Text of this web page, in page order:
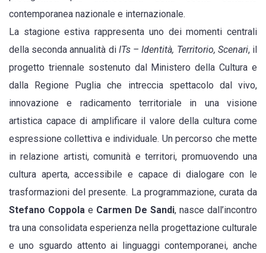
teatro
e
nuovi
linguaggi.
Il
calendario
contemporanea nazionale e internazionale.
La stagione estiva rappresenta uno dei momenti centrali
della seconda annualità di ITs – Identità, Territorio, Scenari, il
progetto triennale sostenuto dal Ministero della Cultura e
dalla Regione Puglia che intreccia spettacolo dal vivo,
innovazione e radicamento territoriale in una visione
artistica capace di amplificare il valore della cultura come
espressione collettiva e individuale. Un percorso che mette
in relazione artisti, comunità e territori, promuovendo una
cultura aperta, accessibile e capace di dialogare con le
trasformazioni del presente. La programmazione, curata da
Stefano Coppola e Carmen De Sandi, nasce dall’incontro
tra una consolidata esperienza nella progettazione culturale
e uno sguardo attento ai linguaggi contemporanei, anche